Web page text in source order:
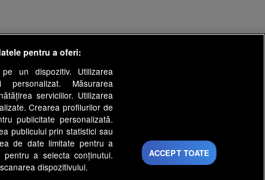
pentru a oferi:
un dispozitiv. Utilizarea
Măsurarea
serviciilor. Utilizarea
Crearea profilurilor de
publicitate personalizată.
publicului prin statistici sau
de date limitate pentru a
pentru a selecta conținutul.
dispozitivului.
ACCEPT TOATE